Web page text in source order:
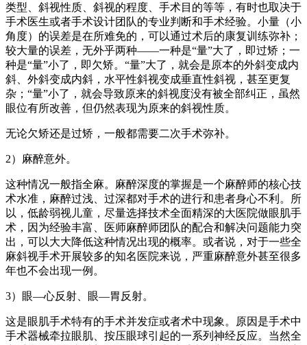
类型、斜视性质、斜视的程度、手术目的等等，有时也取决于
手术医生或者手术设计团队的专业判断和手术经验。小量（小
角度）的误差是在所难免的，可以通过术后的康复训练弥补；
较大量的误差，无外乎两种——一种是“量”大了，即过矫；一
种是“量”小了，即欠矫。“量”大了，就会是原本的外斜变成内
斜、外斜变成内斜，水平性斜视变成垂直性斜视，甚至更复
杂；“量”小了，就会导致原来的斜视度没有被全部纠正，虽然
眼位有所改善，但仍然表现为原来的斜视性质。
无论欠矫还是过矫，一般都需要二次手术弥补。
2）麻醉意外。
这种情况一般指全麻。麻醉深度的掌握是一个麻醉师的核心技
术水准，麻醉过浅、过深都对手术的进行和患者身心不利。所
以，低龄弱视儿童，尽量选择技术全面精深的大医院做眼肌手
术，因为经验丰富、医师麻醉师团队的配合和解决问题能力突
出，可以大大降低这种情况出现的概率。或者说，对于一些全
麻斜视手术开展较多的知名医院来说，严重麻醉意外甚至很多
年也不会出现一例。
3）眼—心反射、眼—胃反射。
这是眼肌手术特有的手术并发症或者术中现象。原因是手术中
手术器械牵拉眼肌、按压眼球引起的一系列神经反应。当然全